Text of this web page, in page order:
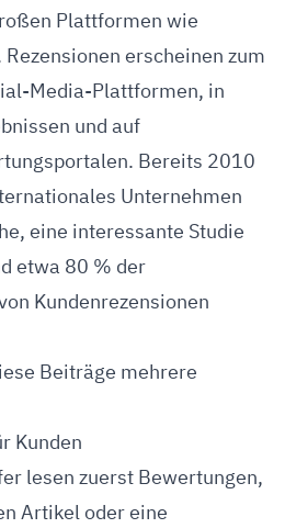
Plattformen wie
erscheinen zum
Media-Plattformen, in
und auf
Bereits 2010
Unternehmen
eine interessante Studie
etwa 80 % der
Kundenrezensionen
Beiträge mehrere
Kunden
lesen zuerst Bewertungen,
Artikel oder eine